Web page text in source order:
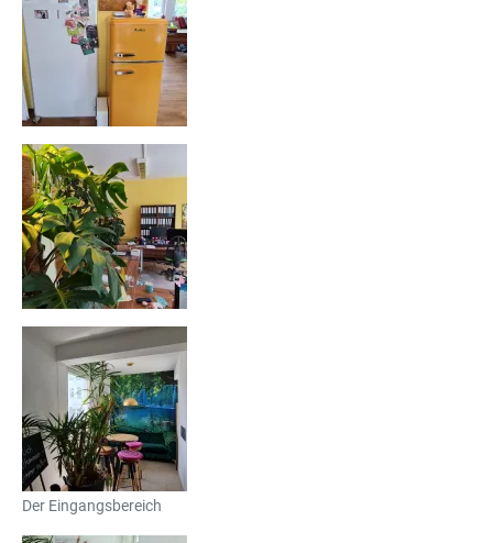
Der Eingangsbereich